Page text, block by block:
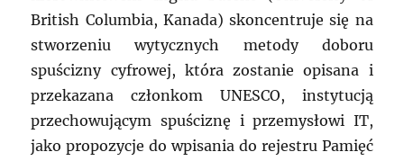
British Columbia, Kanada) skoncentruje się na
stworzeniu wytycznych metody doboru
spuścizny cyfrowej, która zostanie opisana i
przekazana członkom UNESCO, instytucją
przechowującym spuściznę i przemysłowi IT,
jako propozycje do wpisania do rejestru Pamięć